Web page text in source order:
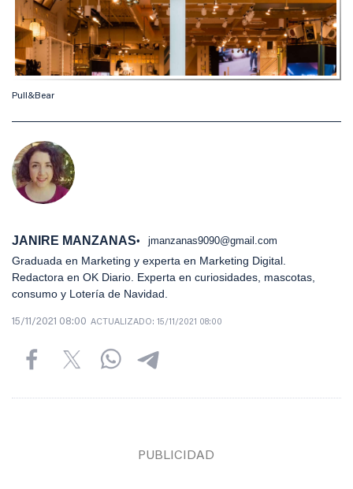
Pull&Bear
JANIRE MANZANAS jmanzanas9090@gmail.com
Graduada en Marketing y experta en Marketing Digital.
Redactora en OK Diario. Experta en curiosidades, mascotas,
consumo y Lotería de Navidad.
15/11/2021 08:00 ACTUALIZADO: 15/11/2021 08:00